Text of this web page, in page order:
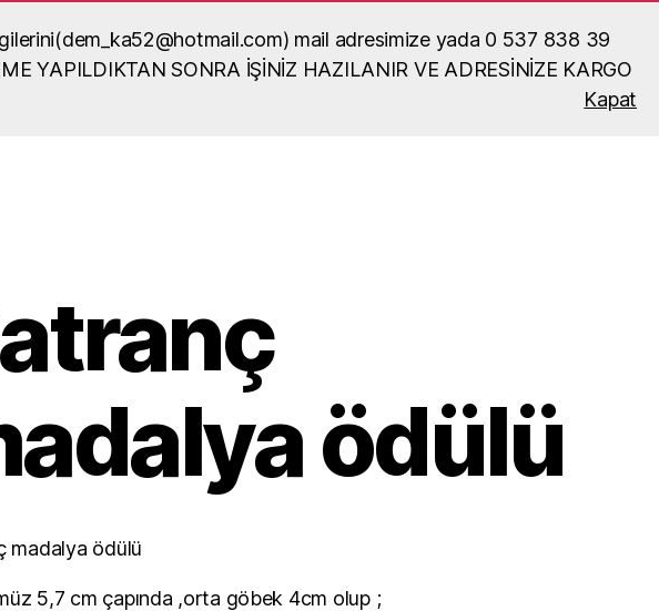
mail adresimize yada 0 537 838 39
YAPILDIKTAN SONRA İŞİNİZ HAZILANIR VE ADRESİNİZE KARGO
Kapat
Ara
ödülü
madalya ödülü
5,7 cm çapında ,orta göbek 4cm olup ;